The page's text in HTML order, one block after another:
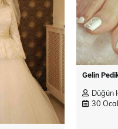
Gelin
Düğün
30